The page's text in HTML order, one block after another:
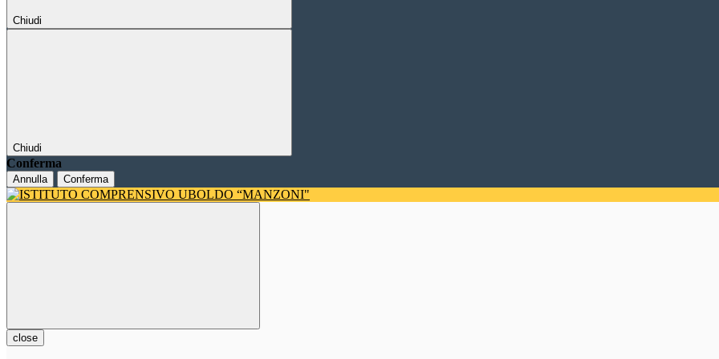
Chiudi
Chiudi
Conferma
Annulla Conferma
close